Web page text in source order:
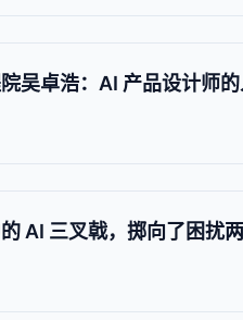
吴卓浩：AI 产品设计师
AI 三叉戟，掷向了困扰